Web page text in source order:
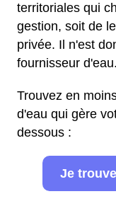
territoriales qui
gestion, soit de
privée. Il n'est
fournisseur d'eau.
Trouvez en
d'eau qui gère
dessous :
Je